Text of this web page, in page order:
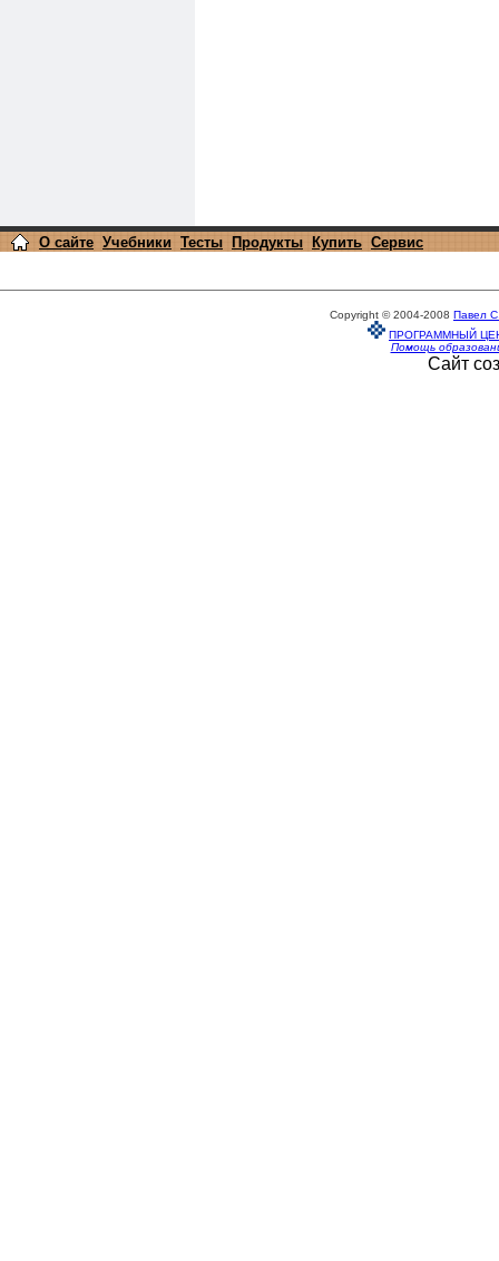
О сайте Учебники Тесты Продукты Купить Сервис
Copyright © 2004-2008 Павел
ПРОГРАММНЫЙ
Помощь
Сайт